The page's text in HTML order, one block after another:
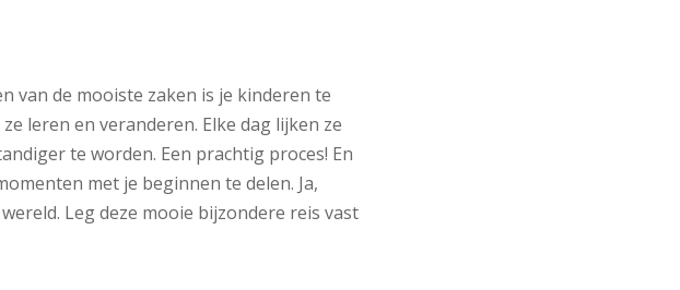
van de mooiste zaken is je kinderen te
leren en veranderen. Elke dag lijken ze
te worden. Een prachtig proces! En
met je beginnen te delen. Ja,
Leg deze mooie bijzondere reis vast